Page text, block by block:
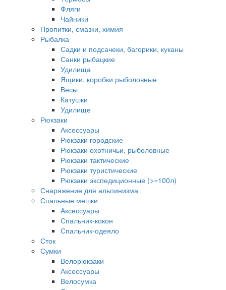
Фляги
Чайники
Пропитки, смазки, химия
Рыбалка
Садки и подсачеки, багорики, куканы
Санки рыбацкие
Удилища
Ящики, коробки рыболовные
Весы
Катушки
Удилище
Рюкзаки
Аксессуары
Рюкзаки городские
Рюкзаки охотничьи, рыболовные
Рюкзаки тактические
Рюкзаки туристические
Рюкзаки экспедиционные (>=100л)
Снаряжение для альпинизма
Спальные мешки
Аксессуары
Спальник-кокон
Спальник-одеяло
Сток
Сумки
Велорюкзаки
Аксессуары
Велосумка